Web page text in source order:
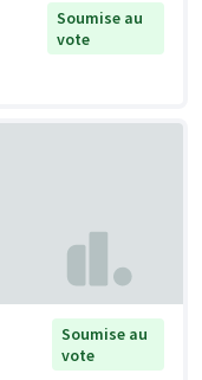
Soumise au
vote
Soumise au
vote